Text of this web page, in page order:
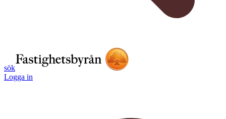
sök
Logga in